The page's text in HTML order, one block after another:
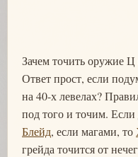
Зачем точить оружие Ц
Ответ прост, если
на 40-х левелах?
под того и точим. Если
Блейд, если магами, то
грейда точится от